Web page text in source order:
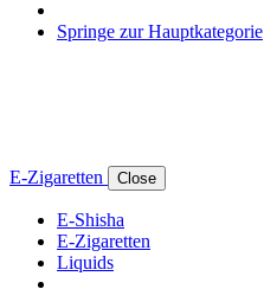
Springe zur Hauptkategorie
E-Zigaretten Close
E-Shisha
E-Zigaretten
Liquids